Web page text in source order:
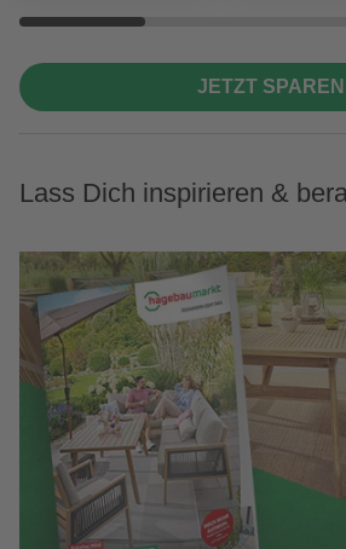
JETZT SPAREN
Lass Dich inspirieren &